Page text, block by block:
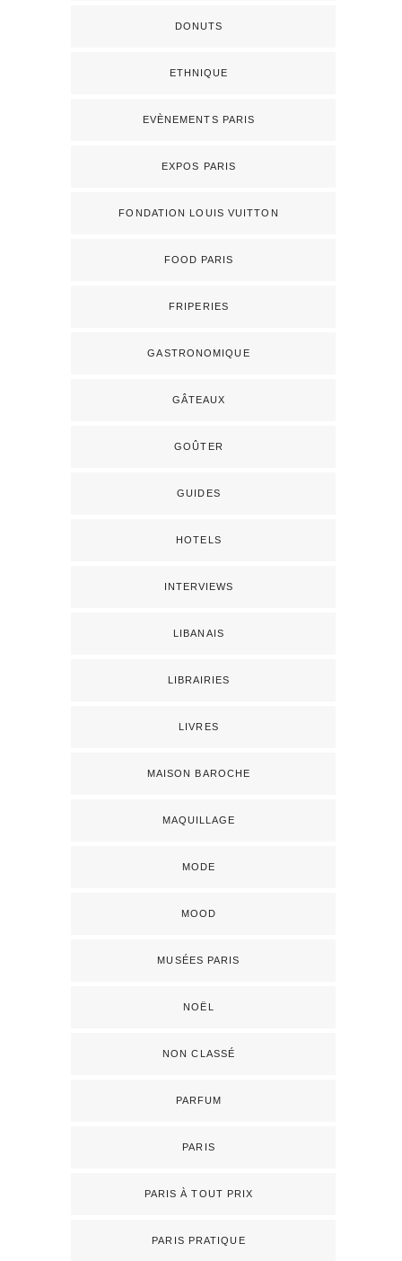
DONUTS
ETHNIQUE
EVÈNEMENTS PARIS
EXPOS PARIS
FONDATION LOUIS VUITTON
FOOD PARIS
FRIPERIES
GASTRONOMIQUE
GÂTEAUX
GOÛTER
GUIDES
HOTELS
INTERVIEWS
LIBANAIS
LIBRAIRIES
LIVRES
MAISON BAROCHE
MAQUILLAGE
MODE
MOOD
MUSÉES PARIS
NOËL
NON CLASSÉ
PARFUM
PARIS
PARIS À TOUT PRIX
PARIS PRATIQUE